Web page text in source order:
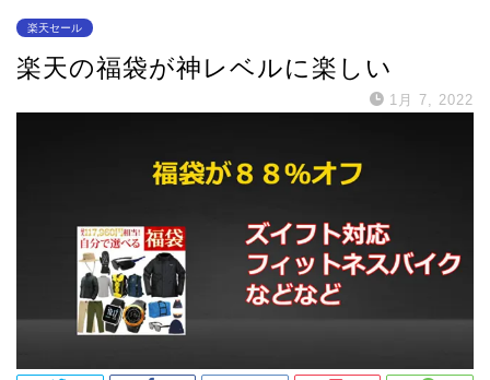
楽天セール
楽天の福袋が神レベルに楽しい
1月 7, 2022